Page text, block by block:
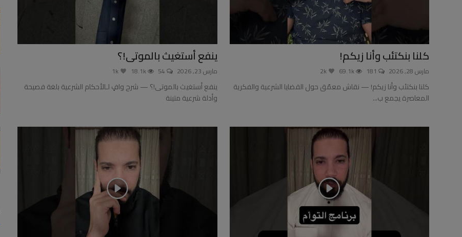
كلنا بنكتئب وأنا زيكم!
مارس 28, 2026
كلنا بنكتئب وأنا زيكم! — نقاش معمّق حول القضايا الشرعية والفكرية
المعاصرة يجمع ب...
ينفع أستغيث بالموتى!؟
مارس 23, 2026 18.1k
1k
ينفع أستغيث بالموتى!؟ — شرح وافٍ لـالأحكام الشرعية بلغة فصيحة
وأدلة شرعية متينة